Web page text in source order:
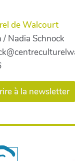
de Walcourt
Nadia Schnock
à la newsletter